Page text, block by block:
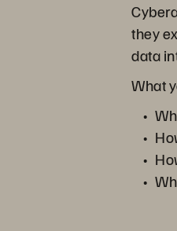
they
data
What